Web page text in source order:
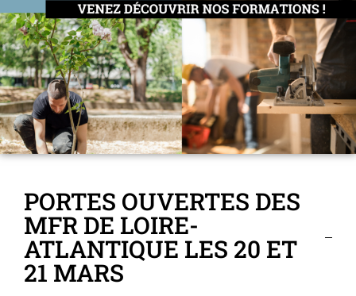
PORTES OUVERTES DES
MFR DE LOIRE-
ATLANTIQUE LES 20 ET
21 MARS